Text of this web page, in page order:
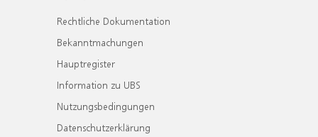
Rechtliche Dokumentation
Bekanntmachungen
Hauptregister
Information zu UBS
Nutzungsbedingungen
Datenschutzerklärung